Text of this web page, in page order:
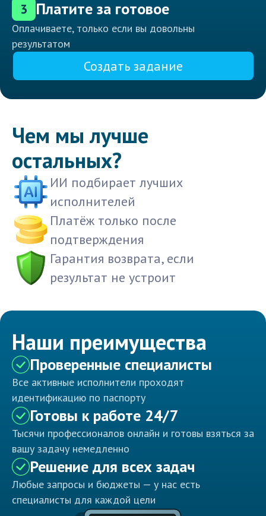
3 Платите за готовое
Оплачиваете, только если вы довольны
результатом
Создать задание
Чем мы лучше
остальных?
ИИ подбирает лучших
исполнителей
Платёж только после
подтверждения
Гарантия возврата, если
результат не устроит
Наши преимущества
Проверенные специалисты
Все активные исполнители проходят
идентификацию по паспорту
Готовы к работе 24/7
Тысячи профессионалов онлайн и готовы взяться за
вашу задачу немедленно
Решение для всех задач
Любые запросы и бюджеты — у нас есть
специалисты для каждой цели